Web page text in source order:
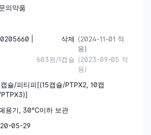
의약품
| 삭제 (2024-11-01 적
용)
603원/1캡슐 (2023-09-05 적
용)
슐/피티피[(15캡슐/PTPX2, 10캡
용기, 30℃이하 보관
05-29